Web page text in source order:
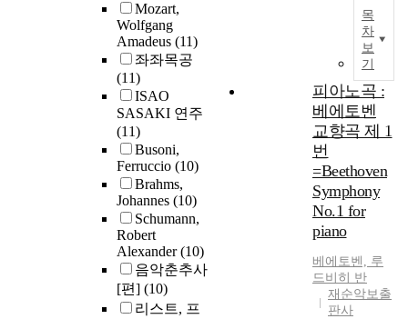
Mozart,
Wolfgang
Amadeus (11)
좌좌목공
(11)
ISAO
SASAKI 연주
(11)
Busoni,
Ferruccio (10)
Brahms,
Johannes (10)
Schumann,
Robert
Alexander(10)
음악춘추사
[편] (10)
리스트, 프
목
차
보
기
피아노곡 :
베에토벤
교향곡 제 1
번
=Beethoven
Symphony
No.1 for
piano
베에토벤, 루
드비히 반
재순악보출
판사